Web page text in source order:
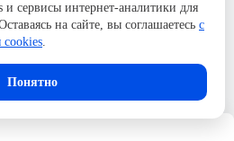
93PS
1750
3Ф
, чтобы иметь
вопросы.
Компания АйДистрибьют не несёт
текущей модели товаров фотографиям,
сервисы интернет-аналитики для
на сайте, вы соглашаетесь с
cookies.
Понятно